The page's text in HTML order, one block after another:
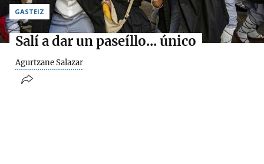
GASTEIZ
Salí a dar un paseíllo... único
Agurtzane Salazar